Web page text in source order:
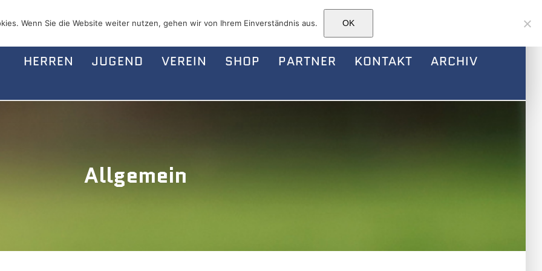
HERREN JUGEND VEREIN SHOP PARTNER KONTAKT ARCHIV
Allgemein
Wenn Sie die Website weiter nutzen, gehen wir von Ihrem Einverständnis aus. OK